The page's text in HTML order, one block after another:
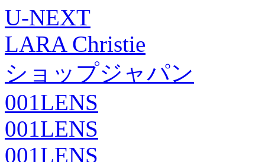
U-NEXT
LARA Christie
ショップジャパン
001LENS
001LENS
001LENS